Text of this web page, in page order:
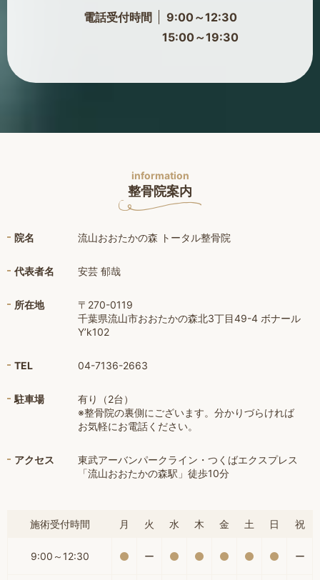
電話受付時間
9:00～12:30
15:00～19:30
information
整骨院案内
院名 流山おおたかの森 トータル整骨院
代表者名 安芸 郁哉
所在地
〒270-0119
千葉県流山市おおたかの森北3丁目49-4 ボナール
Y’k102
TEL 04-7136-2663
駐車場
有り（2台）
※整骨院の裏側にございます。分かりづらければ
お気軽にお電話ください。
アクセス
東武アーバンパークライン・つくばエクスプレス
「流山おおたかの森駅」徒歩10分
施術受付時間 月 火 水 木 金 土 日 祝
9:00～12:30 ー ー